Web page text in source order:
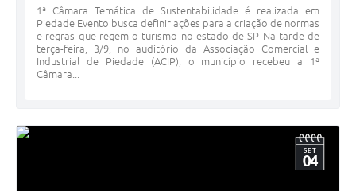
1ª Câmara Temática de Sustentabilidade é realizada em
Piedade Evento busca definir ações para a criação de normas
e regras que regem o turismo no estado de SP Na tarde de
terça-feira, 3/9, no auditório da Associação Comercial e
Industrial de Piedade (ACIP), o município recebeu a 1ª
Câmara...
SET
04